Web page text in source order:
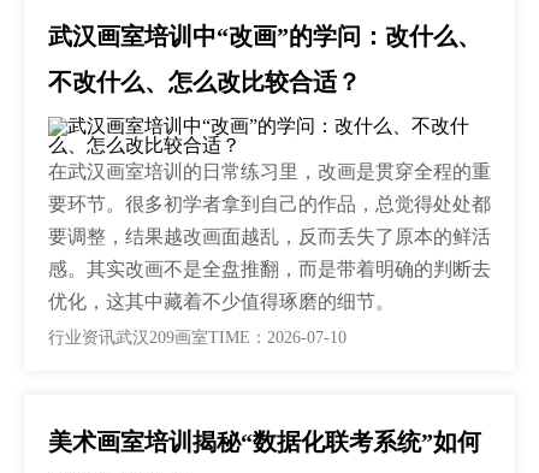
武汉画室培训中“改画”的学问：改什么、
不改什么、怎么改比较合适？
在武汉画室培训的日常练习里，改画是贯穿全程的重
要环节。很多初学者拿到自己的作品，总觉得处处都
要调整，结果越改画面越乱，反而丢失了原本的鲜活
感。其实改画不是全盘推翻，而是带着明确的判断去
优化，这其中藏着不少值得琢磨的细节。
行业资讯武汉209画室TIME：2026-07-10
美术画室培训揭秘“数据化联考系统”如何